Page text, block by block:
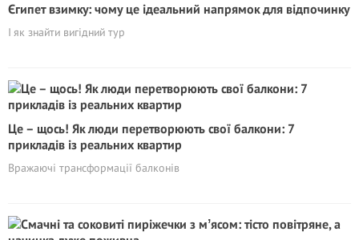
Єгипет взимку: чому це ідеальний напрямок для відпочинку
І як знайти вигідний тур
Це – щось! Як люди перетворюють свої балкони: 7
прикладів із реальних квартир
Вражаючі трансформації балконів